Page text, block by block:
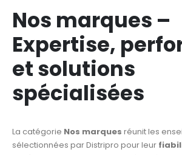
Nos marques –
Expertise,
et solutions
spécialisées
La catégorie Nos marques réunit les
sélectionnées par Distripro pour leur